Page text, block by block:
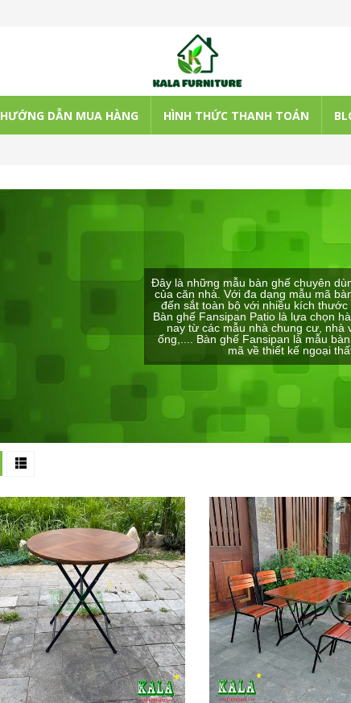
HƯỚNG DẪN MUA HÀNG HÌNH THỨC THANH TOÁN
Đây là những mẫu bàn ghế chuyên
của căn nhà. Với đa dạng mẫu mã
đến sắt toàn bộ với nhiều kích
Bàn ghế Fansipan Patio là lựa chọn
nay từ các mẫu nhà chung cư, nhà
ống,.... Bàn ghế Fansipan là mẫu
mã về thiết kế ngoại